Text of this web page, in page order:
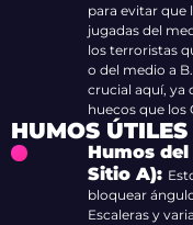
para evitar que
jugadas del
los terroristas
o del medio a
crucial aquí, ya
huecos que los
HUMOS
Humos del
Sitio A):
bloquear
Escaleras y